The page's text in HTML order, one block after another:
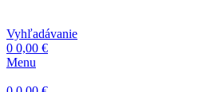
Vyhľadávanie
0 0,00 €
Menu